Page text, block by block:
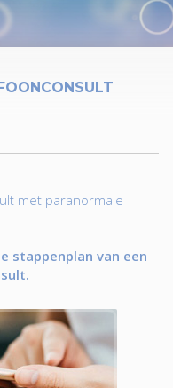
met paranormale
stappenplan van een